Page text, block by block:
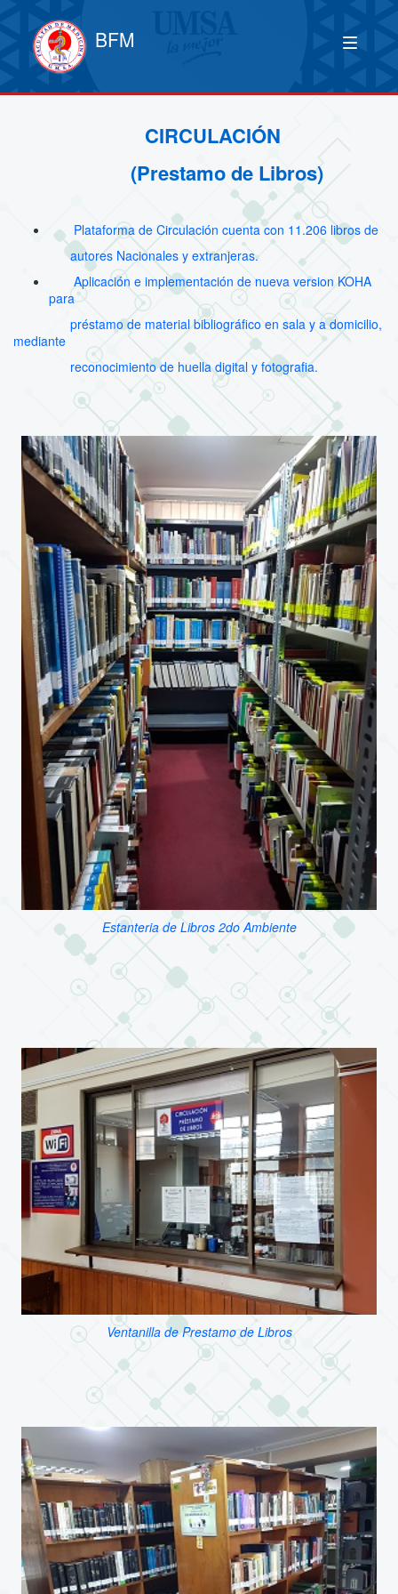
BFM
CIRCULACIÓN
(Prestamo de Libros)
Plataforma de Circulación cuenta con 11.206 libros de
autores Nacionales y extranjeras.
Aplicación e implementación de nueva version KOHA
para
préstamo de material bibliográfico en sala y a domicilio,
mediante
reconocimiento de huella digital y fotografia.
Estanteria de Libros 2do Ambiente
Ventanilla de Prestamo de Libros